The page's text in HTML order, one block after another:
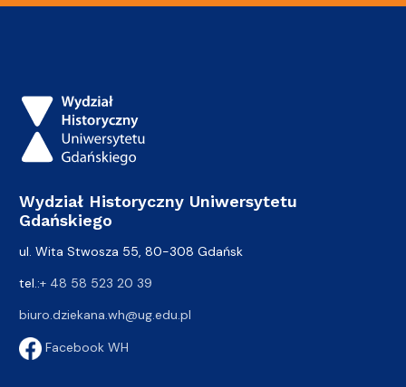
Wydział Historyczny Uniwersytetu
Gdańskiego
ul. Wita Stwosza 55, 80-308 Gdańsk
tel.:+ 48 58 523 20 39
biuro.dziekana.wh@ug.edu.pl
Facebook WH